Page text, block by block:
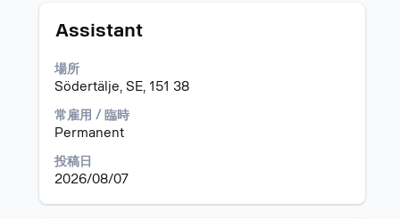
る
は、
Space
ー
で
選
択
し
ま
タ
ト
ル
Assistant
場所
Södertälje, SE, 151 38
常雇用 / 臨時
Permanent
投稿日
2026/08/07
求
情
報
全
コ
テ
ン
ツ